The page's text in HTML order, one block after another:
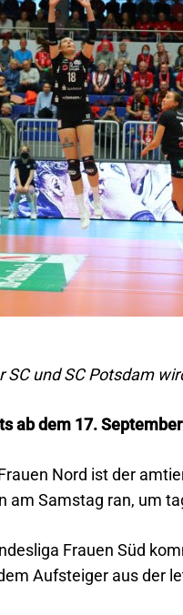
und SC Potsdam
ab dem 17.
Nord ist der
am Samstag ran, um
Frauen Süd
Aufsteiger aus der